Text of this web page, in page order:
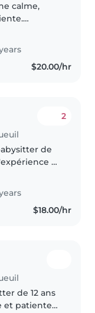
calme,
et passer
rend
écouter,$20.00/hr
2
de
à
enfants
et
$18.00/hr
de 12 ans
et patiente